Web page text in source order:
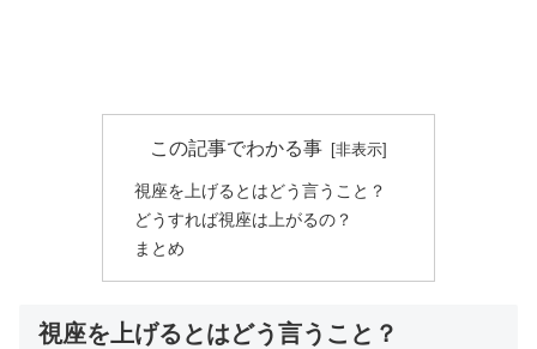
この記事でわかる事
視座を上げるとはどう言うこと？
どうすれば視座は上がるの？
まとめ
視座を上げるとはどう言うこと？